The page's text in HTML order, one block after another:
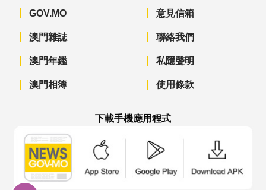
GOV.MO
澳門雜誌
澳門年鑑
澳門相簿
意見信箱
聯絡我們
私隱聲明
使用條款
下載手機應用程式